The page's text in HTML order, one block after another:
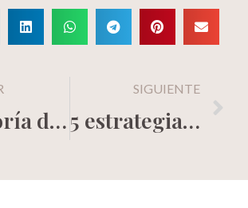
La Teoría de los 1000 fans verdaderos
SIGUIENTE
5 estrategias para diferenciarte de la competencia